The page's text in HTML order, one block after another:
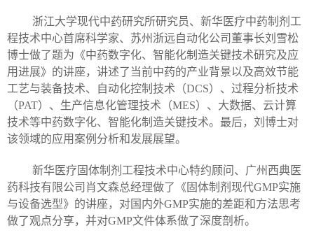
浙江大学现代中药研究所研究员、新华医疗中药制剂工
程技术中心首席科学家、苏州浙远自动化公司董事长刘雪松
博士做了题为《中药数字化、智能化制造关键技术研究及应
用进展》的讲座，讲述了当前中药的产业背景以及高效节能
工艺与装备技术、自动化控制技术（DCS）、过程分析技术
（PAT）、生产信息化管理技术（MES）、大数据、云计算
技术等中药数字化、智能化制造关键技术。最后，刘博士对
该领域的应用案例分析和发展展望。
新华医疗固体制剂工程技术中心特约顾问、广州西典医
药科技有限公司肖文森总经理做了《固体制剂现代GMP实施
与设备选型》的讲座，对国内外GMP实施的差距和方法思考
做了观点分享，并对GMP文件体系做了深度剖析。